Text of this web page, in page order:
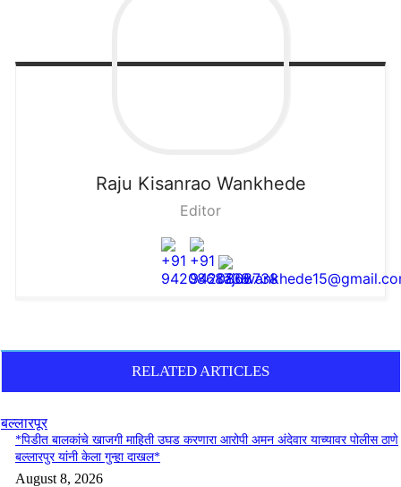
Raju Kisanrao Wankhede
Editor
RELATED ARTICLES
बल्लारपूर
*पिडीत बालकांचे खाजगी माहिती उघड करणारा आरोपी अमन अंदेवार याच्यावर पोलीस ठाणे
बल्लारपुर यांनी केला गुन्हा दाखल*
August 8, 2026